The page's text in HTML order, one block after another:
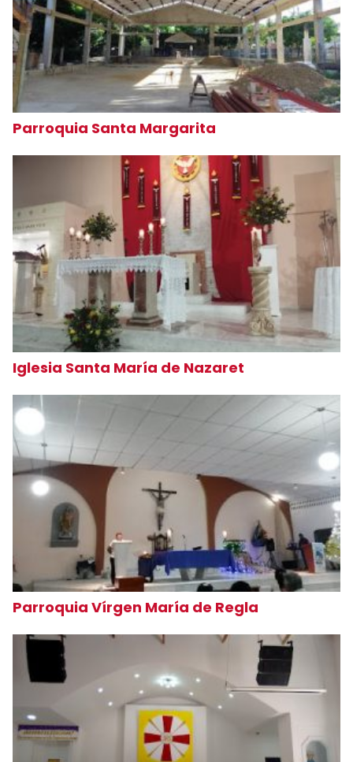
Parroquia Santa Margarita
Iglesia Santa María de Nazaret
Parroquia Vírgen María de Regla